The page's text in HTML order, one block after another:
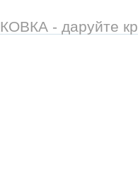
- даруйте